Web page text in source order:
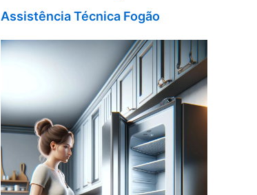
Assistência Técnica Fogão